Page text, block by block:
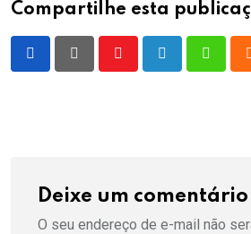
Compartilhe esta
Deixe um comentário
O seu endereço de e-mail não